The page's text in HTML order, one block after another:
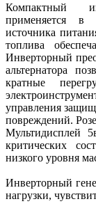
Компактный
применяется в
источника
топлива
Инверторный
альтернатора
кратные
управления
повреждений.
Мультидисплей
критических
низкого уровня
Инверторный
нагрузки,